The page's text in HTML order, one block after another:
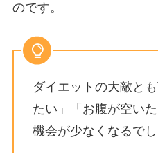
のです。
ダイエットの大敵と
たい」「お腹が空い
機会が少なくなるでし